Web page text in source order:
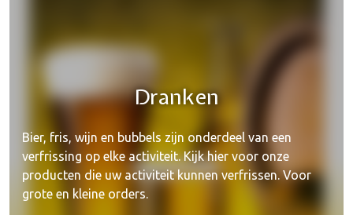
Dranken
Bier, fris, wijn en bubbels zijn onderdeel van een
verfrissing op elke activiteit. Kijk hier voor onze
producten die uw activiteit kunnen verfrissen. Voor
grote en kleine orders.